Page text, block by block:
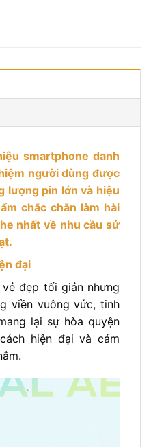
smartphone danh
người dùng được
lượng pin lớn và hiệu
chắc chắn làm hài
nhất về nhu cầu sử
đại
đẹp tối giản nhưng
viền vuông vức, tinh
lại sự hòa quyện
hiện đại và cảm